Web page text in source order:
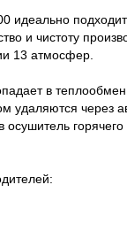
и чистоту
13 атмосфер.
в
через
горячего